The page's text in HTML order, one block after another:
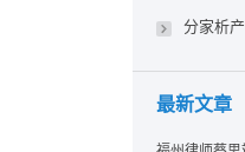
分家析产
最新文章